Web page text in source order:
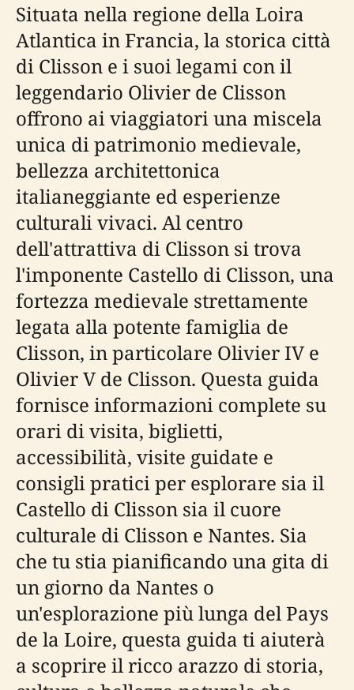
Situata nella regione della Loira
Atlantica in Francia, la storica città
di Clisson e i suoi legami con il
leggendario Olivier de Clisson
offrono ai viaggiatori una miscela
unica di patrimonio medievale,
bellezza architettonica
italianeggiante ed esperienze
culturali vivaci. Al centro
dell'attrattiva di Clisson si trova
l'imponente Castello di Clisson, una
fortezza medievale strettamente
legata alla potente famiglia de
Clisson, in particolare Olivier IV e
Olivier V de Clisson. Questa guida
fornisce informazioni complete su
orari di visita, biglietti,
accessibilità, visite guidate e
consigli pratici per esplorare sia il
Castello di Clisson sia il cuore
culturale di Clisson e Nantes. Sia
che tu stia pianificando una gita di
un giorno da Nantes o
un'esplorazione più lunga del Pays
de la Loire, questa guida ti aiuterà
a scoprire il ricco arazzo di storia,